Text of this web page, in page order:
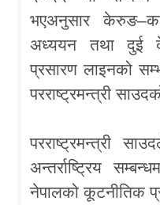
भएअनुसार
अध्ययन तथा दुई
प्रसारण लाइनको
परराष्ट्रमन्त्री
परराष्ट्रमन्त्री
अन्तर्राष्ट्रिय
नेपालको कूटनीतिक